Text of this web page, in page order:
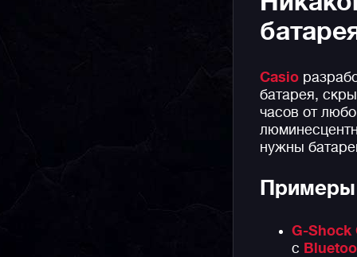
Casio
батарея,
часов от
нужны
Примеры
G-Shock
с